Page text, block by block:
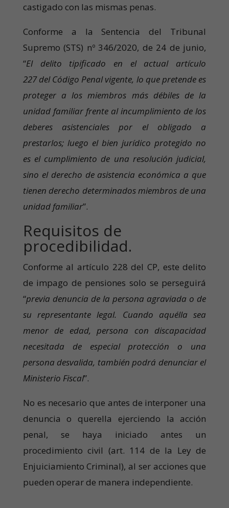
castigado con las mismas penas.
Conforme a la Sentencia del Tribunal
Supremo (STS) nº 346/2020, de 24 de junio,
“El delito tipificado en el actual artículo
227 del Código Penal vigente, lo que pretende es
proteger a los miembros más débiles de la
unidad familiar frente al incumplimiento de los
deberes asistenciales por el obligado a
prestarlos; luego el bien jurídico protegido no
es el cumplimiento de una resolución judicial,
sino el derecho de asistencia económica a que
tienen derecho determinados miembros de una
unidad familiar”.
Requisitos de
procedibilidad.
Conforme al artículo 228 del CP, este delito
de impago de pensiones solo se perseguirá
“previa denuncia de la persona agraviada o de
su representante legal. Cuando aquélla sea
menor de edad, persona con discapacidad
necesitada de especial protección o una
persona desvalida, también podrá denunciar el
Ministerio Fiscal”.
No es necesario que antes de interponer una
denuncia o querella ejerciendo la acción
penal, se haya iniciado antes un
procedimiento civil (art. 114 de la Ley de
Enjuiciamiento Criminal), al ser acciones que
pueden operar de manera independiente.